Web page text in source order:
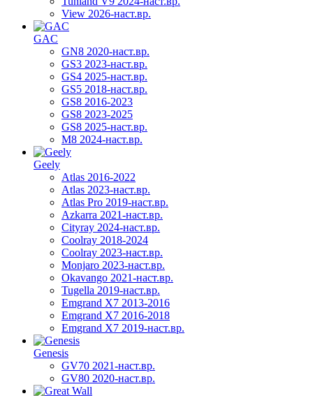
View 2026-наст.вр.
GAC
GN8 2020-наст.вр.
GS3 2023-наст.вр.
GS4 2025-наст.вр.
GS5 2018-наст.вр.
GS8 2016-2023
GS8 2023-2025
GS8 2025-наст.вр.
M8 2024-наст.вр.
Geely
Atlas 2016-2022
Atlas 2023-наст.вр.
Atlas Pro 2019-наст.вр.
Azkarra 2021-наст.вр.
Cityray 2024-наст.вр.
Coolray 2018-2024
Coolray 2023-наст.вр.
Monjaro 2023-наст.вр.
Okavango 2021-наст.вр.
Tugella 2019-наст.вр.
Emgrand Х7 2013-2016
Emgrand X7 2016-2018
Emgrand X7 2019-наст.вр.
Genesis
GV70 2021-наст.вр.
GV80 2020-наст.вр.